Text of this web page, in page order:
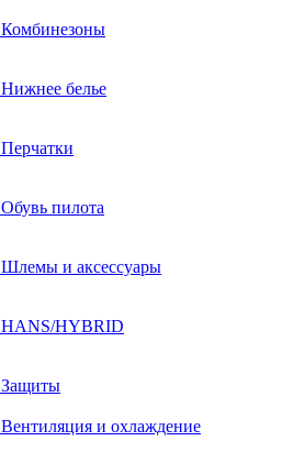
Комбинезоны
Нижнее белье
Перчатки
Обувь пилота
Шлемы и аксессуары
HANS/HYBRID
Защиты
Вентиляция и охлаждение